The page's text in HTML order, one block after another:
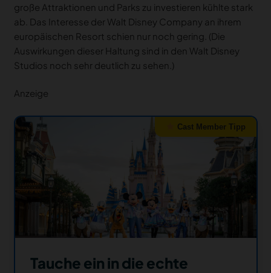
große Attraktionen und Parks zu investieren kühlte stark
ab. Das Interesse der Walt Disney Company an ihrem
europäischen Resort schien nur noch gering. (Die
Auswirkungen dieser Haltung sind in den Walt Disney
Studios noch sehr deutlich zu sehen.)
Anzeige
Cast Member Tipp
Tauche ein in die echte